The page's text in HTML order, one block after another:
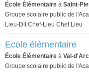
École Élémentaire à Saint-
Groupe scolaire public de
Lieu-Dit Chef-Lieu Chef Lieu
Ecole élémentaire
École Élémentaire à Val-d'Arc
Groupe scolaire public de